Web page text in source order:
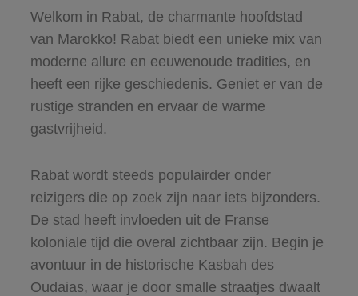
Welkom in Rabat, de charmante hoofdstad
van Marokko! Rabat biedt een unieke mix van
moderne allure en eeuwenoude tradities, en
heeft een rijke geschiedenis. Geniet er van de
rustige stranden en ervaar de warme
gastvrijheid.
Rabat wordt steeds populairder onder
reizigers die op zoek zijn naar iets bijzonders.
De stad heeft invloeden uit de Franse
koloniale tijd die overal zichtbaar zijn. Begin je
avontuur in de historische Kasbah des
Oudaias, waar je door smalle straatjes dwaalt